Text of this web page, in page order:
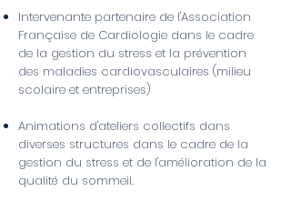
Intervenante partenaire de l'Association
Française de Cardiologie dans le cadre
de la gestion du stress et la prévention
des maladies cardiovasculaires (milieu
scolaire et entreprises)
Animations d'ateliers collectifs dans
diverses structures dans le cadre de la
gestion du stress et de l'amélioration de la
qualité du sommeil.